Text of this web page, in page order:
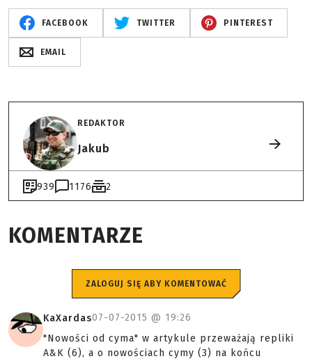
FACEBOOK TWITTER PINTEREST
EMAIL
REDAKTOR
Jakub
939 1176 2
KOMENTARZE
ZALOGUJ SIĘ ABY KOMENTOWAĆ
KaXardas07-07-2015 @ 19:26
"Nowości od cyma" w artykule przeważają repliki
A&K (6), a o nowościach cymy (3) na końcu